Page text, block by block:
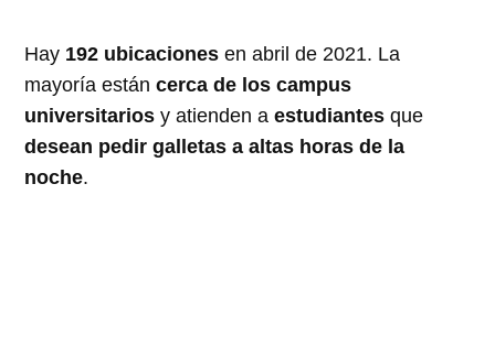
Hay 192 ubicacionesen abril de 2021. La
mayoría estáncerca de los campus
universitarios y atienden aestudiantes que
desean pedir galletas a altas horas de la
noche.